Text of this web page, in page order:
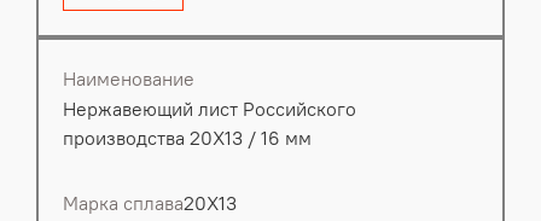
Наименование
Нержавеющий лист Российского
производства 20Х13 / 16 мм
Марка сплава20Х13